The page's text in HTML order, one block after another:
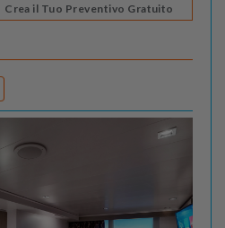
Crea il Tuo Preventivo Gratuito